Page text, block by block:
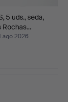
5 uds., seda,
Rochas…
ago 2026